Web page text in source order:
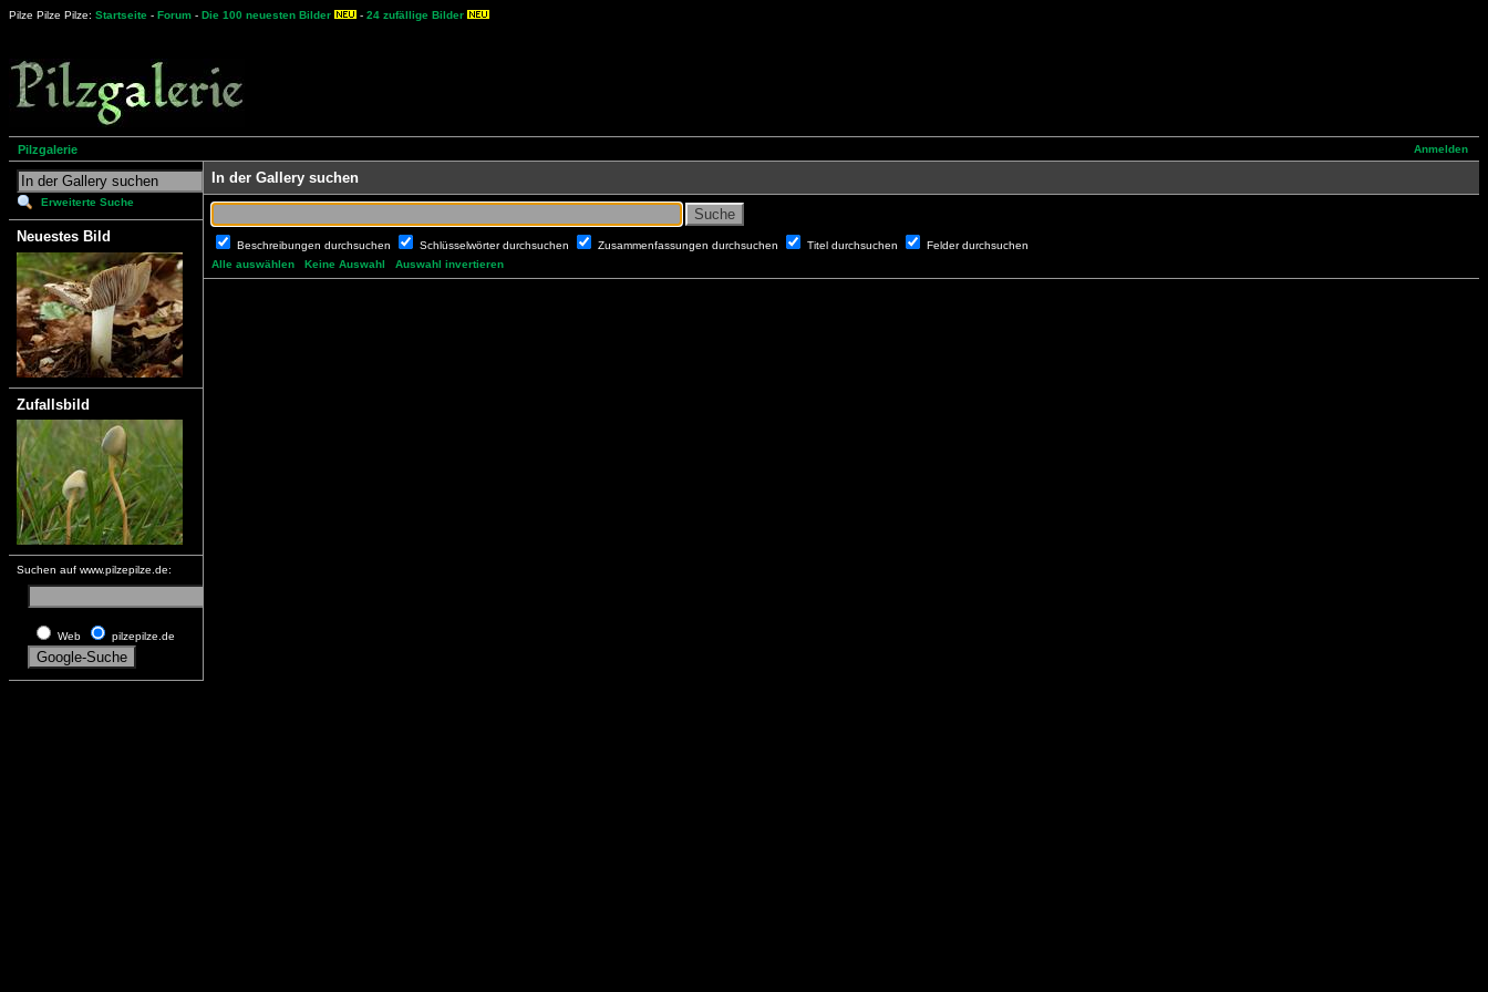
Pilze Pilze Pilze: Startseite - Forum - Die 100 neuesten Bilder - 24 zufällige Bilder
Anmelden
Pilzgalerie
Erweiterte Suche
Neuestes Bild
Zufallsbild
Suchen auf www.pilzepilze.de:
Web pilzepilze.de
In der Gallery suchen
Beschreibungen durchsuchen Schlüsselwörter durchsuchen Zusammenfassungen durchsuchen Titel durchsuchen
Felder durchsuchen
Alle auswählen
Keine Auswahl Auswahl invertieren